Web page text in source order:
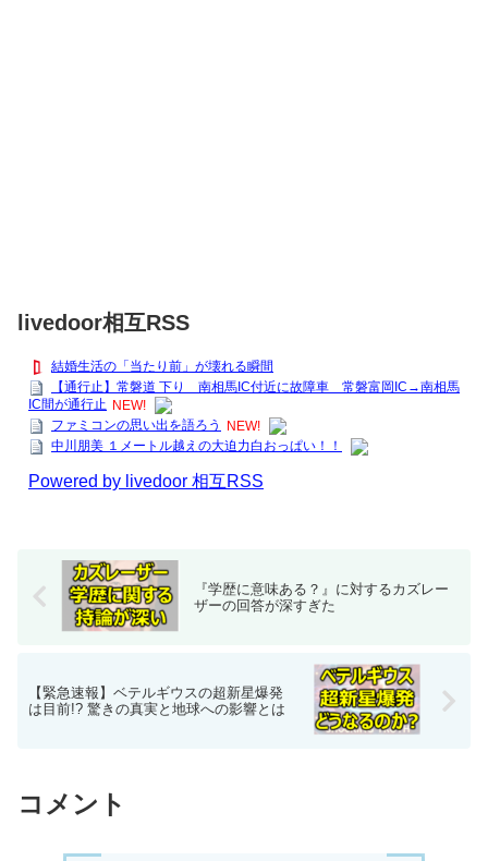
livedoor相互RSS
結婚生活の「当たり前」が壊れる瞬間
【通行止】常磐道 下り 南相馬IC付近に故障車 常磐富岡IC→南相馬
IC間が通行止 NEW!
ファミコンの思い出を語ろう
NEW!
中川朋美 １メートル越えの大迫力白おっぱい！！
Powered by livedoor 相互RSS
『学歴に意味ある？』に対するカズレー
ザーの回答が深すぎた
【緊急速報】ベテルギウスの超新星爆発
は目前!? 驚きの真実と地球への影響とは
コメント